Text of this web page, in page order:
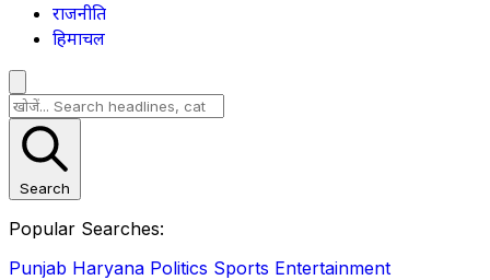
राजनीति
हिमाचल
Search
Popular Searches:
Punjab Haryana Politics Sports Entertainment